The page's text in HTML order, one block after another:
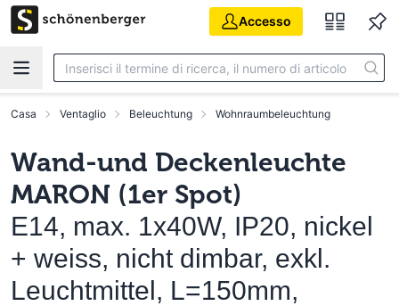
Vai al contenuto principale
Accesso
Casa Ventaglio Beleuchtung Wohnraumbeleuchtung
Wand-und Deckenleuchte
MARON (1er Spot)
E14, max. 1x40W, IP20, nickel
+ weiss, nicht dimbar, exkl.
Leuchtmittel, L=150mm,